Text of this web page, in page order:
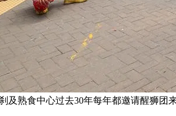
及熟食中心过去30年每年都邀请醒狮团